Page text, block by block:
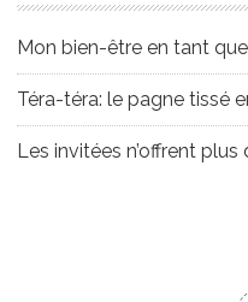
Mon bien-être en tant
Téra-téra: le pagne tissé
Les invitées n’offrent